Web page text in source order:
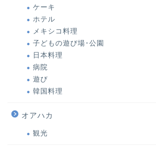
ケーキ
ホテル
メキシコ料理
子どもの遊び場･公園
日本料理
病院
遊び
韓国料理
オアハカ
観光